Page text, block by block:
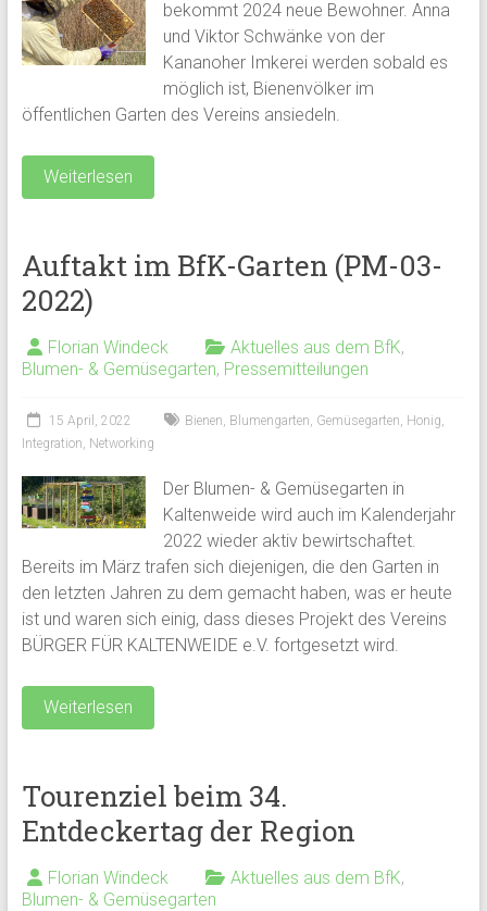
bekommt 2024 neue Bewohner. Anna
und Viktor Schwänke von der
Kananoher Imkerei werden sobald es
möglich ist, Bienenvölker im
öffentlichen Garten des Vereins ansiedeln.
Weiterlesen
Auftakt im BfK-Garten (PM-03-
2022)
Florian Windeck Aktuelles aus dem BfK,
Blumen- & Gemüsegarten, Pressemitteilungen
15 April, 2022 Bienen, Blumengarten, Gemüsegarten, Honig,
Integration, Networking
Der Blumen- & Gemüsegarten in
Kaltenweide wird auch im Kalenderjahr
2022 wieder aktiv bewirtschaftet.
Bereits im März trafen sich diejenigen, die den Garten in
den letzten Jahren zu dem gemacht haben, was er heute
ist und waren sich einig, dass dieses Projekt des Vereins
BÜRGER FÜR KALTENWEIDE e.V. fortgesetzt wird.
Weiterlesen
Tourenziel beim 34.
Entdeckertag der Region
Florian Windeck Aktuelles aus dem BfK,
Blumen- & Gemüsegarten